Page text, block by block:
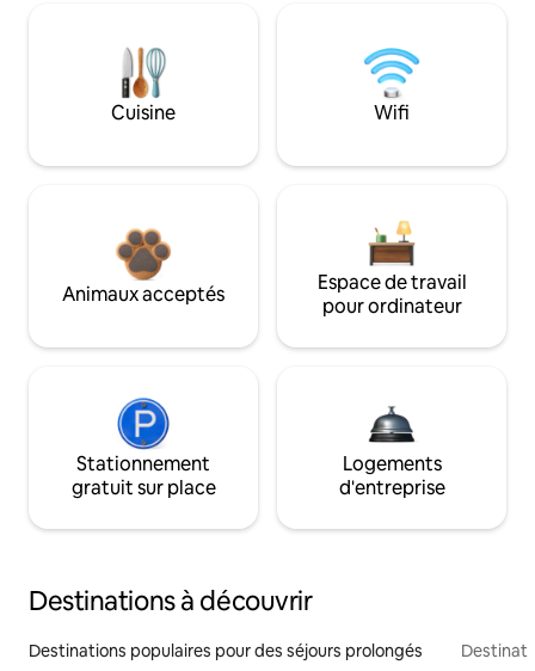
Cuisine Wifi
Animaux acceptés
Espace de travail
pour ordinateur
Stationnement
gratuit sur place
Logements
d'entreprise
Destinations à découvrir
Destinations populaires pour des séjours prolongés